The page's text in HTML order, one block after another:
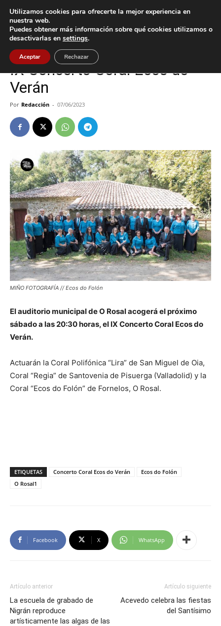
Inicio Cultura / Ocio
Cultura / Ocio O Rosal
IX Concerto Coral Ecos do
Verán
Por Redacción - 07/06/2023
MIÑO FOTOGRAFÍA // Ecos do Folón
El auditorio municipal de O Rosal acogerá el próximo
sábado a las 20:30 horas, el IX Concerto Coral Ecos do
Verán.
Actuarán la Coral Polifónica “Lira” de San Miguel de Oia,
Coral “Regia” de Santovenia de Pisuerga (Valladolid) y la
Coral “Ecos do Folón” de Fornelos, O Rosal.
ETIQUETAS Concerto Coral Ecos do Verán
Ecos do Folón
O Rosal1
Facebook X WhatsApp
Artículo anterior
La escuela de grabado de
Nigrán reproduce
artísticamente las algas de las
Artículo siguiente
Acevedo celebra las fiestas
del Santísimo
Utilizamos cookies para ofrecerte la mejor experiencia en
nuestra web.
Puedes obtener más información sobre qué cookies utilizamos o
desactivarlas en settings.
Aceptar Rechazar